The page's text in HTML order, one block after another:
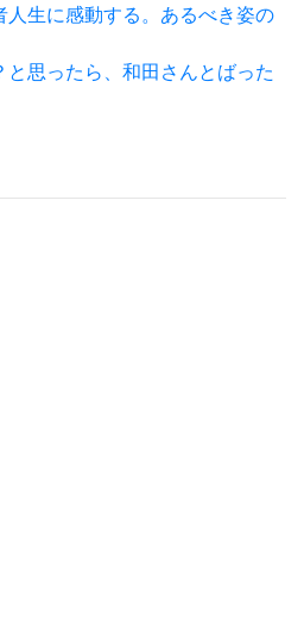
人生に感動する。あるべき姿の
思ったら、和田さんとばった